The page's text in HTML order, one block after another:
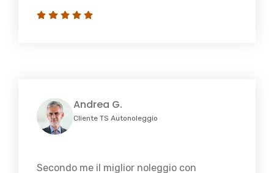
Andrea G.
Cliente TS Autonoleggio
Secondo me il miglior noleggio con